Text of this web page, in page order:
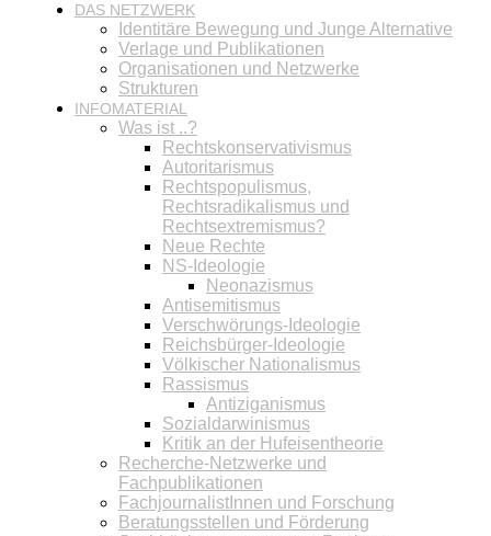
DAS NETZWERK
Identitäre Bewegung und Junge Alternative
Verlage und Publikationen
Organisationen und Netzwerke
Strukturen
INFOMATERIAL
Was ist ..?
Rechtskonservativismus
Autoritarismus
Rechtspopulismus,
Rechtsradikalismus und
Rechtsextremismus?
Neue Rechte
NS-Ideologie
Neonazismus
Antisemitismus
Verschwörungs-Ideologie
Reichsbürger-Ideologie
Völkischer Nationalismus
Rassismus
Antiziganismus
Sozialdarwinismus
Kritik an der Hufeisentheorie
Recherche-Netzwerke und
Fachpublikationen
FachjournalistInnen und Forschung
Beratungsstellen und Förderung